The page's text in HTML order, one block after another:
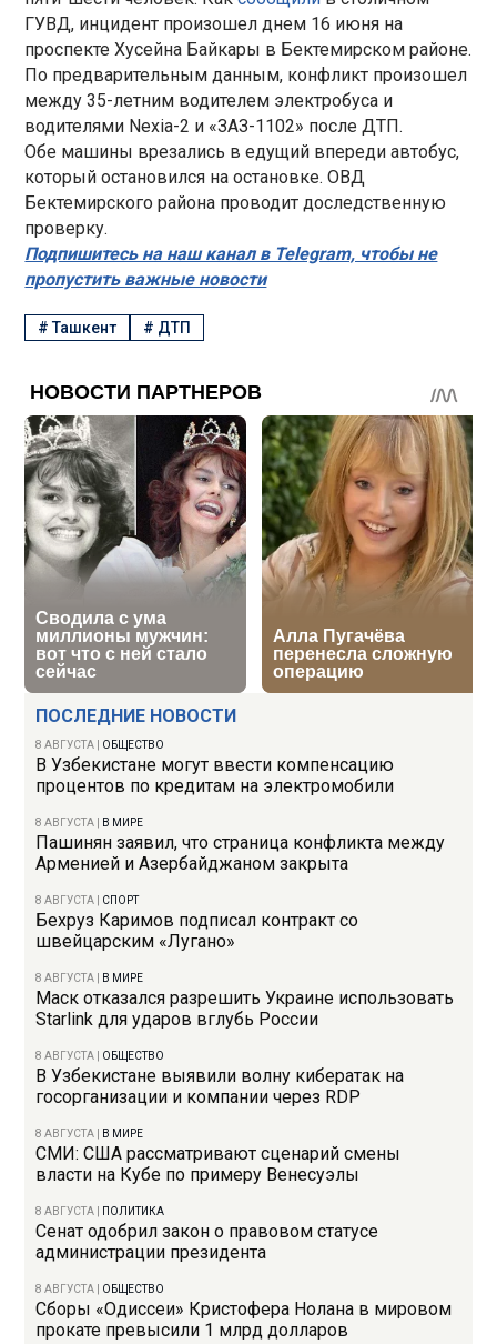
ПОСЛЕДНИЕ НОВОСТИ
8 АВГУСТА ОБЩЕСТВО
В Узбекистане могут ввести компенсацию
процентов по кредитам на электромобили
8 АВГУСТА В МИРЕ
Пашинян заявил, что страница конфликта между
Арменией и Азербайджаном закрыта
8 АВГУСТА СПОРТ
Бехруз Каримов подписал контракт со
швейцарским «Лугано»
8 АВГУСТА В МИРЕ
Маск отказался разрешить Украине использовать
Starlink для ударов вглубь России
8 АВГУСТА ОБЩЕСТВО
В Узбекистане выявили волну кибератак на
госорганизации и компании через RDP
8 АВГУСТА В МИРЕ
СМИ: США рассматривают сценарий смены
власти на Кубе по примеру Венесуэлы
8 АВГУСТА ПОЛИТИКА
Сенат одобрил закон о правовом статусе
администрации президента
8 АВГУСТА ОБЩЕСТВО
Сборы «Одиссеи» Кристофера Нолана в мировом
прокате превысили 1 млрд долларов
ГУВД, инцидент произошел днем 16 июня на
проспекте Хусейна Байкары в Бектемирском районе.
По предварительным данным, конфликт произошел
между 35-летним водителем электробуса и
водителями Nexia-2 и «ЗАЗ-1102» после ДТП.
Обе машины врезались в едущий впереди автобус,
который остановился на остановке. ОВД
Бектемирского района проводит доследственную
проверку.
Подпишитесь на наш канал в Telegram, чтобы не
пропустить важные новости
#Ташкент # ДТП